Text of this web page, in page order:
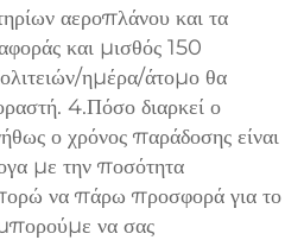
αεροπλάνου και τα
και μισθός 150
ημέρα/άτομο θα
4.Πόσο διαρκεί ο
ο χρόνος παράδοσης είναι
με την ποσότητα
να πάρω προσφορά για το
να σας